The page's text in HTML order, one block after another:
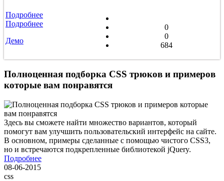
Подробнее
Подробнее
Демо
0
0
684
Полноценная подборка CSS трюков и примеров
которые вам понравятся
Здесь вы сможете найти множество вариантов, который
помогут вам улучшить пользовательский интерфейс на сайте.
В основном, примеры сделанные с помощью чистого CSS3,
но и встречаются подкрепленные библиотекой jQuery.
Подробнее
08-06-2015
css